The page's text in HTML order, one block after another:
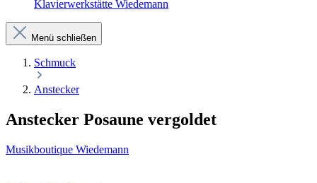
Klavierwerkstätte Wiedemann
Menü schließen
Schmuck
Anstecker
Anstecker Posaune vergoldet
Musikboutique Wiedemann